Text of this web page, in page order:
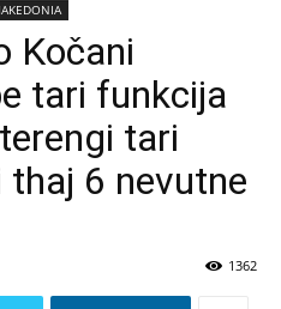
Kočani
tari funkcija
tari
thaj 6 nevutne
1362